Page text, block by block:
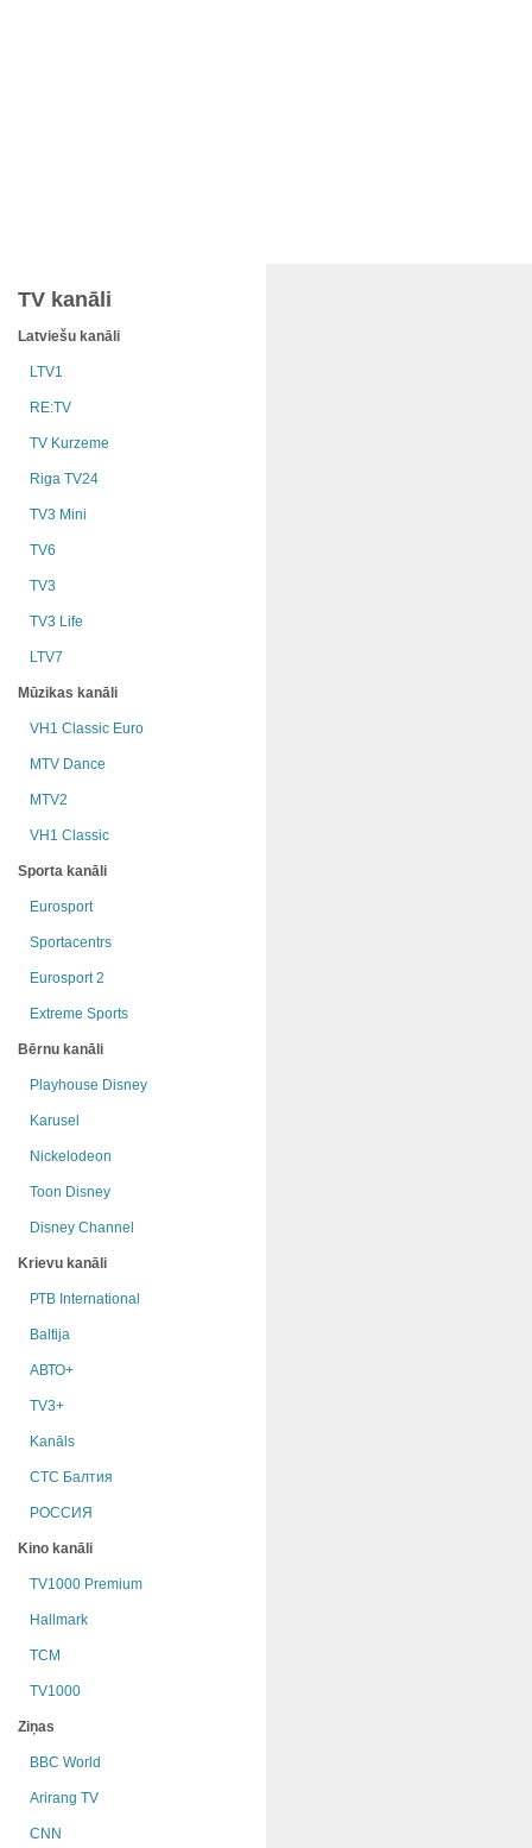
TV kanāli
Latviešu kanāli
LTV1
RE:TV
TV Kurzeme
Riga TV24
TV3 Mini
TV6
TV3
TV3 Life
LTV7
Mūzikas kanāli
VH1 Classic Euro
MTV Dance
MTV2
VH1 Classic
Sporta kanāli
Eurosport
Sportacentrs
Eurosport 2
Extreme Sports
Bērnu kanāli
Playhouse Disney
Karusel
Nickelodeon
Toon Disney
Disney Channel
Krievu kanāli
РТB International
Baltija
АВТО+
TV3+
Kanāls
СТС Балтия
РОССИЯ
Kino kanāli
TV1000 Premium
Hallmark
TCM
TV1000
Ziņas
BBC World
Arirang TV
CNN